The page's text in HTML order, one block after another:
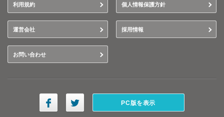
利用規約 個人情報保護方針
運営会社 採用情報
お問い合わせ
PC版を表示